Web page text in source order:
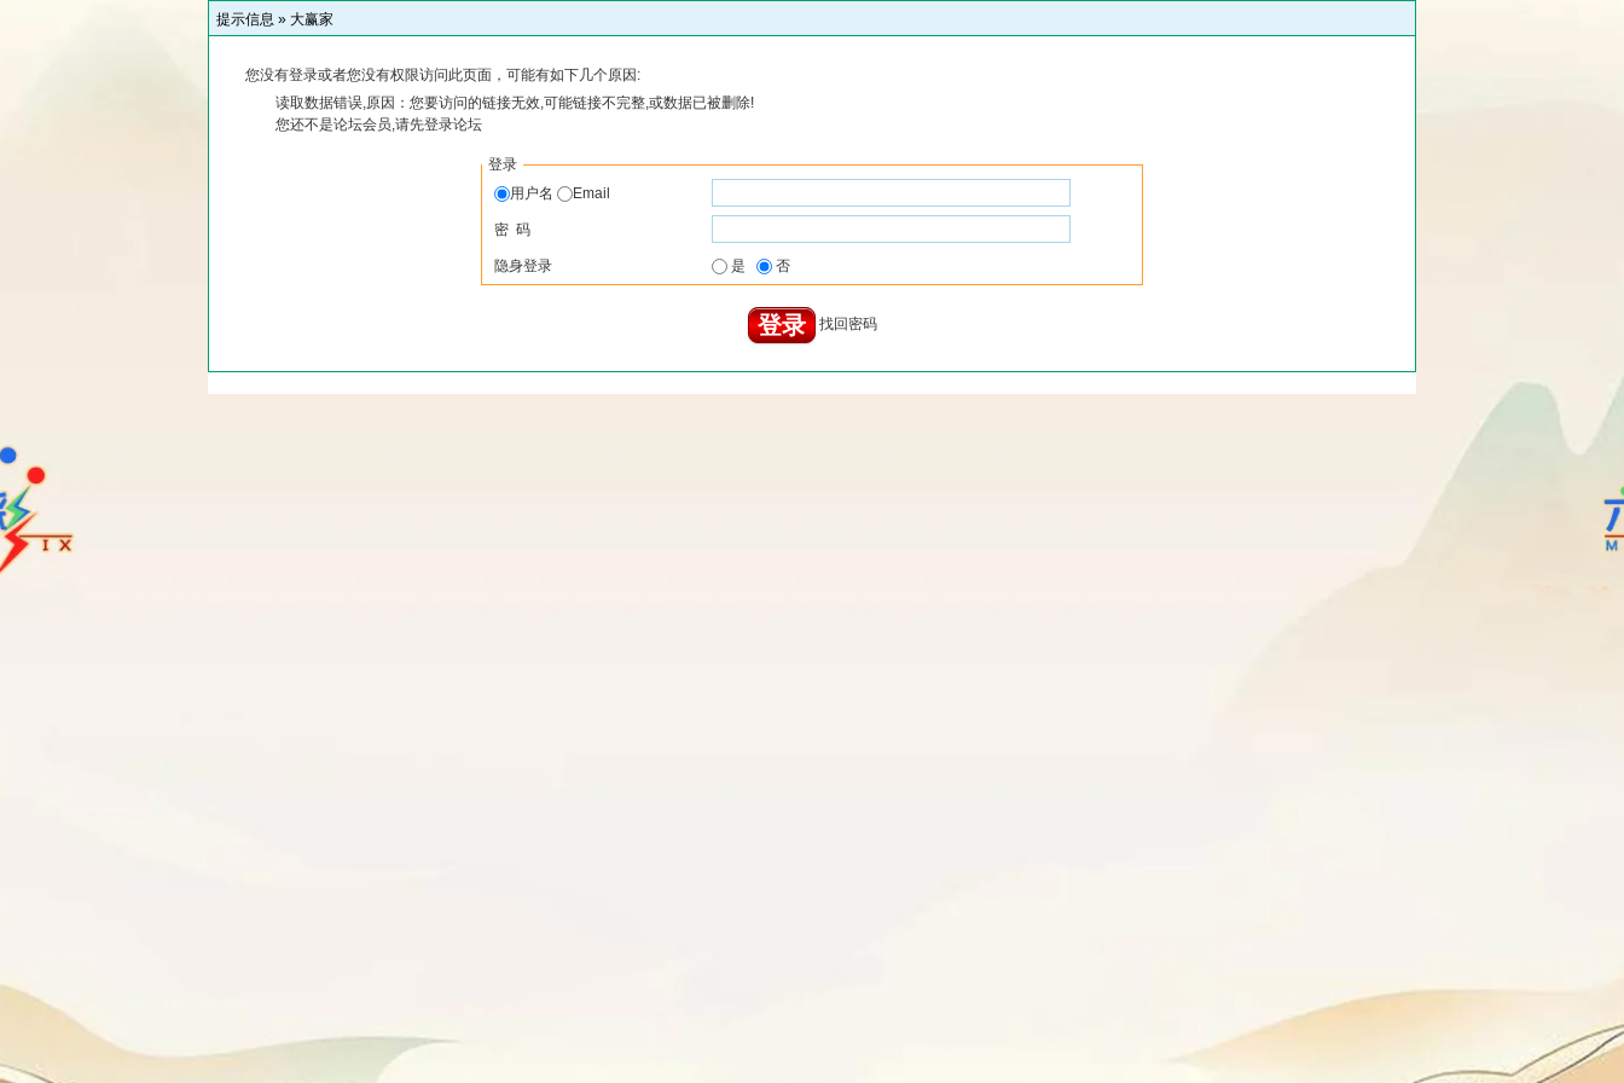
提示信息 » 大赢家
您没有登录或者您没有权限访问此页面，可能有如下几个原因:
读取数据错误,原因：您要访问的链接无效,可能链接不完整,或数据已被删除!
您还不是论坛会员,请先登录论坛
登录
用户名
Email
密 码
隐身登录 是 否
找回密码